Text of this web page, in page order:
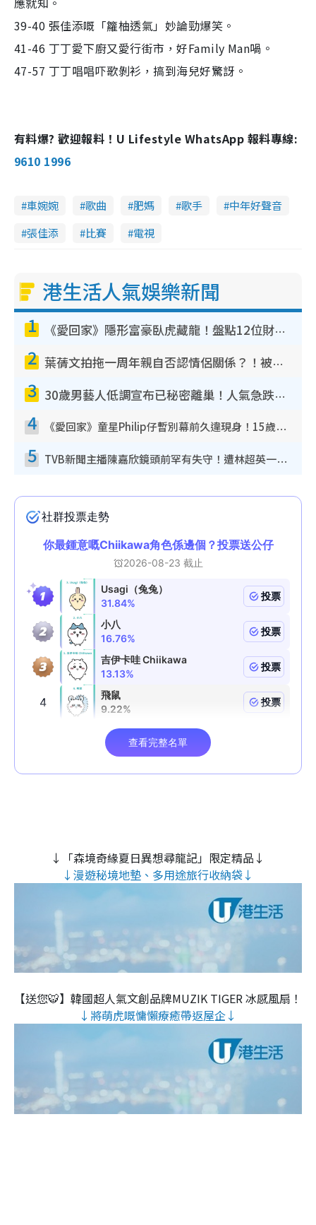
39-40 張佳添嘅「籮柚透氣」妙論勁爆笑。
41-46 丁丁愛下廚又愛行街市，好Family Man喎。
47-57 丁丁唱唱吓歌剝衫，搞到海兒好驚訝。
有料爆? 歡迎報料！U Lifestyle WhatsApp 報料專線:
9610 1996
車婉婉 歌曲 肥媽 歌手
中年好聲音
張佳添
比賽 電視
港生活人氣娛樂新聞
1 《愛回家》隱形富豪臥虎藏龍！盤點12位財氣逼人的有錢藝人：呢位靚女3億身家唔憂做
2 葉蒨文拍拖一周年親自否認情侶關係？！被質疑感情造假竟稱GM「普通同事」
3 30歲男藝人低調宣布已秘密離巢！人氣急跌變失蹤人口︰「這幾年過得並不容易」
4 《愛回家》童星Philip仔暫別幕前久違現身！15歲近況暴風長高蛻變帥氣少男
5 TVB新聞主播陳嘉欣鏡頭前罕有失守！遭林超英一句說話突襲嚇親當場大笑
↓「森境奇緣夏日異想尋龍記」限定精品↓
↓漫遊秘境地墊、多用途旅行收納袋↓
【送您🐯】韓國超人氣文創品牌MUZIK TIGER 冰感風扇！
↓將萌虎嘅慵懶療癒帶返屋企↓